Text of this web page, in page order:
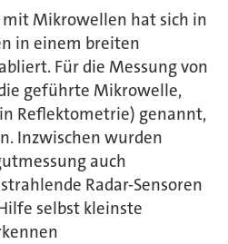
Mikrowellen hat sich in
in einem breiten
Für die Messung von
geführte Mikrowelle,
Reflektometrie) genannt,
Inzwischen wurden
auch
Radar-Sensoren
selbst kleinste